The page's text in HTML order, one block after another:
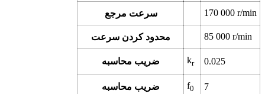
سرعت مرجع 170 000 r/min
محدود کردن سرعت 85 000 r/min
ضریب محاسبه kr 0.025
ضریب محاسبه f0 7